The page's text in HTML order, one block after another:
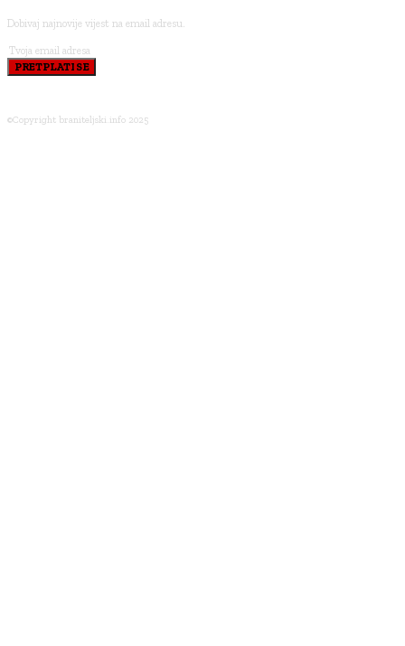
Dobivaj najnovije vijest na email adresu.
PRETPLATI SE
©Copyright braniteljski.info 2025